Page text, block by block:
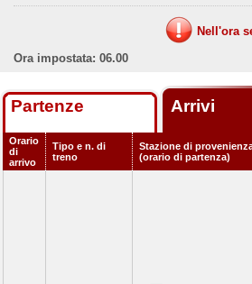
Nell'ora
Ora impostata: 06.00
Partenze Arrivi
Orario
di
arrivo
Tipo e n. di
treno
Stazione di
(orario di partenza)